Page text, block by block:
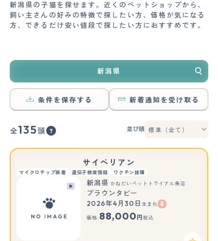
新潟県の子猫を探せます。近くのペットショップから、
飼い主さんの好みの特徴で探したい方、価格が気になる
方、できるだけ安い値段で探したい方におすすめです。
新潟県
条件を保存する 新着通知を受け取る
全135 頭 並び順
サイベリアン
マイクロチップ装着 遺伝子検査情報 ワクチン接種
新潟県 かねだいペットトライアル魚沼
ブラウンタビー
2026年4月30日 生まれ
価格: 88,000 円 税込